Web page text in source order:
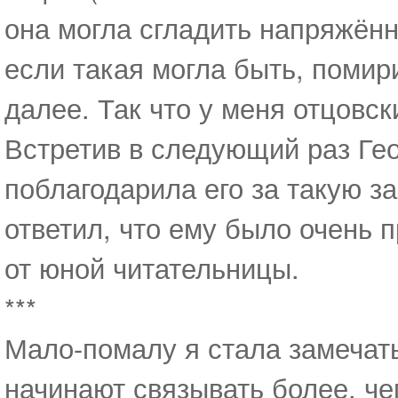
она могла сгладить
если такая могла быть,
далее. Так что у меня
Встретив в следующий раз
поблагодарила его за такую
ответил, что ему было очень
от юной читательницы.
***
Мало-помалу я стала
начинают связывать более,